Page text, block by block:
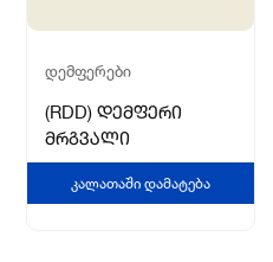
ᲓᲔᲛᲤᲔᲠᲔᲑᲘ
(RDD) დემფერი
მრგვალი
nᲙალათაში Დამატება